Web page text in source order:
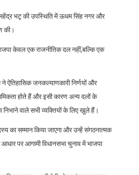
महेंद्र भटृ की उपस्थिति में ऊधम सिंह नगर और
की।
केवल एक राजनीतिक दल नहीं,बल्कि एक
ने ऐतिहासिक जनकल्याणकारी निर्णयों और
होते हैं और इसी कारण अन्य दलों के
निभाने वाले सभी व्यक्तियों के लिए खुले हैं।
का सम्मान किया जाएगा और उन्हें संगठनात्मक
आधार पर आगामी विधानसभा चुनाव में भाजपा